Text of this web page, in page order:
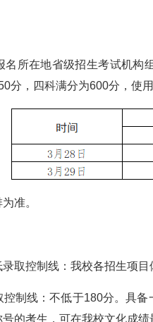
名所在地省级招生考试机构
分，四科满分为600分，使
准。
录取控制线：我校各招生项
控制线：不低于180分。具
的考生，可在我校文化成绩